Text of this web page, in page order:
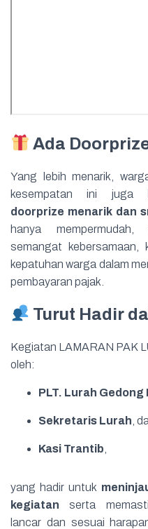
Ada
Yang lebih menarik,
kesempatan ini juga
doorprize menarik dan
hanya
semangat kebersamaan,
kepatuhan warga dalam
pembayaran pajak.
Turut Hadir
Kegiatan LAMARAN PAK
oleh:
PLT. Lurah Gedong
Sekretaris Lurah ,
Kasi Trantib
yang hadir untuk
kegiatan serta
lancar dan sesuai